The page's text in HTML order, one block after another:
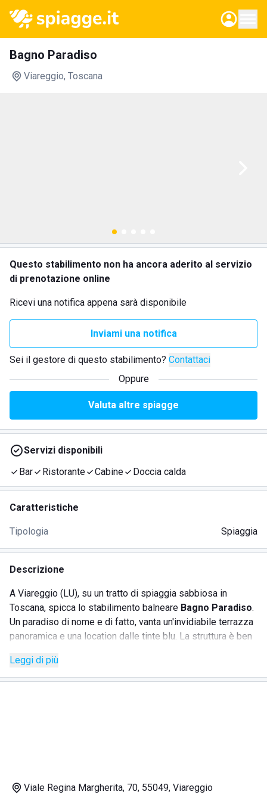
Bagno Paradiso
Viareggio, Toscana
Questo stabilimento non ha ancora aderito al servizio
di prenotazione online
Ricevi una notifica appena sarà disponibile
Inviami una notifica
Sei il gestore di questo stabilimento? Contattaci
Oppure
Valuta altre spiagge
Servizi disponibili
Bar
Ristorante Cabine Doccia calda
Caratteristiche
Tipologia Spiaggia
Descrizione
A Viareggio (LU), su un tratto di spiaggia sabbiosa in
Toscana, spicca lo stabilimento balneare Bagno Paradiso.
Un paradiso di nome e di fatto, vanta un'invidiabile terrazza
panoramica e una location dalle tinte blu. La struttura è ben
Oltre ai servizi standard, il lido Bagno Paradiso offre:
Leggi di più
Viale Regina Margherita, 70, 55049, Viareggio